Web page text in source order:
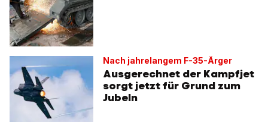
Nach jahrelangem F-35-Ärger
Ausgerechnet der Kampfjet
sorgt jetzt für Grund zum
Jubeln